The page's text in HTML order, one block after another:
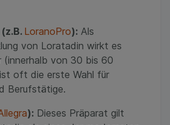
LoranoPro): Als
von Loratadin wirkt es
(innerhalb von 30 bis 60
oft die erste Wahl für
Berufstätige.
): Dieses Präparat gilt